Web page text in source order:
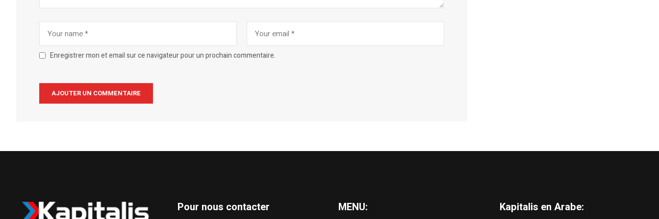
Enregistrer mon et email sur ce navigateur pour un prochain commentaire.
Pour nous contacter MENU: Kapitalis en Arabe: